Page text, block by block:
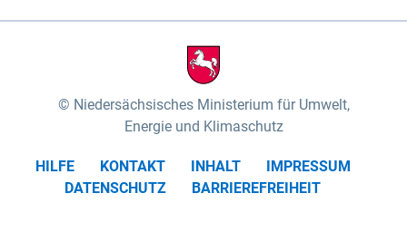
Niedersächsisches Ministerium für Umwelt,
Energie und Klimaschutz
HILFE KONTAKT INHALT
IMPRESSUM
DATENSCHUTZ
BARRIEREFREIHEIT